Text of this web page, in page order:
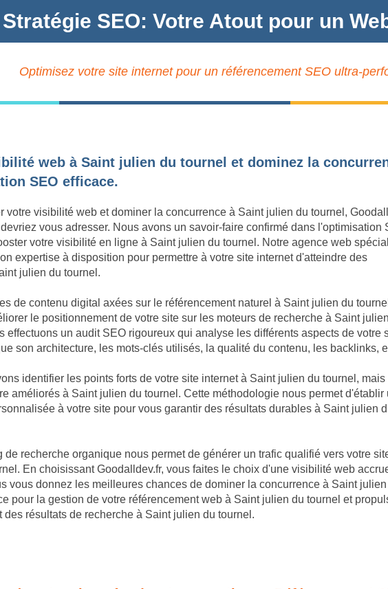
Stratégie SEO: Votre Atout pour un
Optimisez votre site internet pour un référencement SEO ultra-
web à Saint julien du tournel et dominez la
SEO efficace.
votre visibilité web et dominer la concurrence à Saint julien du tournel,
vous adresser. Nous avons un savoir-faire confirmé dans l'optimisation
votre visibilité en ligne à Saint julien du tournel. Notre agence web
expertise à disposition pour permettre à votre site internet d'atteindre des
julien du tournel.
de contenu digital axées sur le référencement naturel à Saint julien du
le positionnement de votre site sur les moteurs de recherche à Saint
effectuons un audit SEO rigoureux qui analyse les différents aspects de votre
son architecture, les mots-clés utilisés, la qualité du contenu, les backlinks,
identifier les points forts de votre site internet à Saint julien du tournel, mais
améliorés à Saint julien du tournel. Cette méthodologie nous permet d'établir
à votre site pour vous garantir des résultats durables à Saint julien
de recherche organique nous permet de générer un trafic qualifié vers votre
En choisissant Goodalldev.fr, vous faites le choix d'une visibilité web
vous donnez les meilleures chances de dominer la concurrence à Saint julien
pour la gestion de votre référencement web à Saint julien du tournel et
des résultats de recherche à Saint julien du tournel.